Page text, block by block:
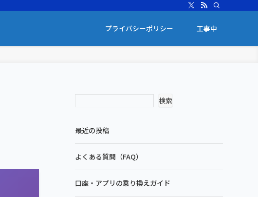
プライバシーポリシー 工事中
検索
最近の投稿
よくある質問（FAQ）
口座・アプリの乗り換えガイド